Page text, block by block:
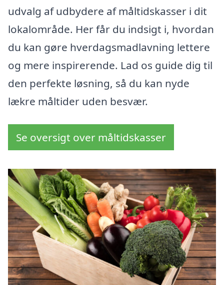
udvalg af udbydere af måltidskasser i dit
lokalområde. Her får du indsigt i, hvordan
du kan gøre hverdagsmadlavning lettere
og mere inspirerende. Lad os guide dig til
den perfekte løsning, så du kan nyde
lækre måltider uden besvær.
Se oversigt over måltidskasser